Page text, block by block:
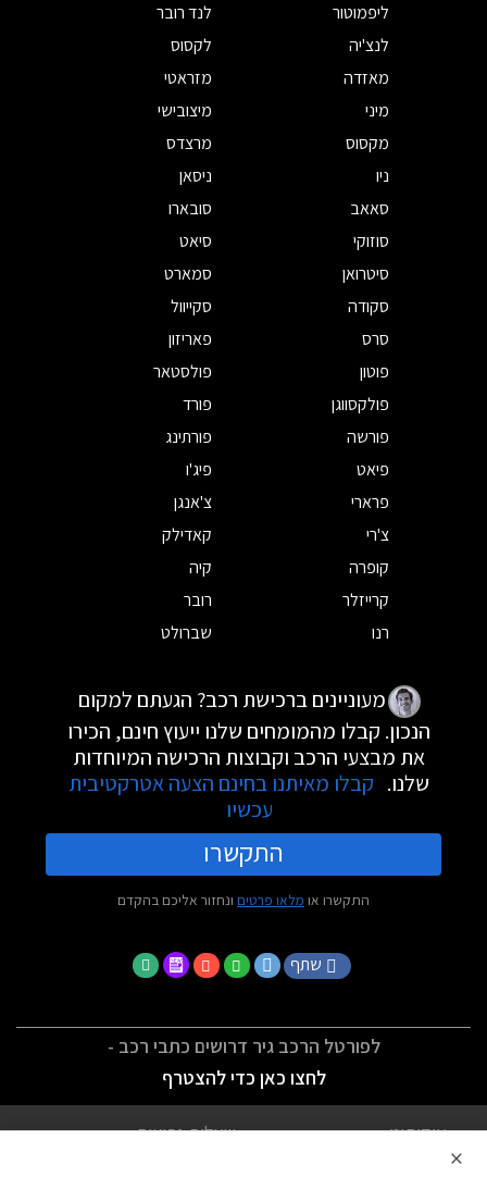
ליפמוטור
לנד רובר
לנצ'יה
לקסוס
מאזדה
מזראטי
מיני
מיצובישי
מקסוס
מרצדס
ניו
ניסאן
סאאב
סובארו
סוזוקי
סיאט
סיטרואן
סמארט
סקודה
סקייוול
סרס
פאריזון
פוטון
פולסטאר
פולקסווגן
פורד
פורשה
פורתינג
פיאט
פיג'ו
פרארי
צ'אנגן
צ'רי
קאדילק
קופרה
קיה
קרייזלר
רובר
רנו
שברולט
מעוניינים ברכישת רכב? הגעתם למקום
הנכון. קבלו מהמומחים שלנו ייעוץ חינם, הכירו
את מבצעי הרכב וקבוצות הרכישה המיוחדות
שלנו. קבלו מאיתנו בחינם הצעה אטרקטיבית
עכשיו
התקשרו
התקשרו או מלאו פרטים ונחזור אליכם בהקדם
שתף
לפורטל הרכב גיר דרושים כתבי רכב -
לחצו כאן כדי להצטרף
אודותינו
שאלות נפוצות
×